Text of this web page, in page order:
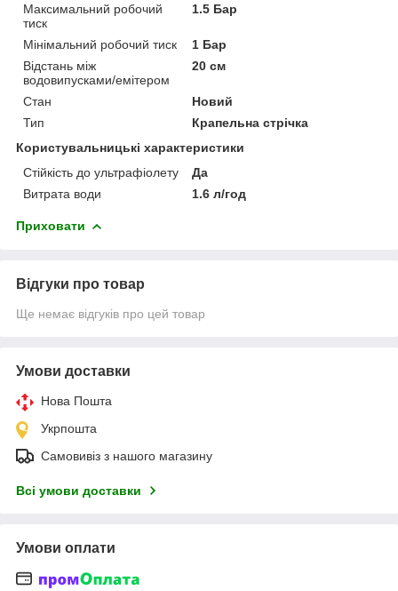
Максимальний робочий
тиск
1.5 Бар
Мінімальний робочий тиск
1 Бар
Відстань між
водовипусками/емітером
20 см
Стан
Новий
Тип
Крапельна стрічка
Користувальницькі характеристики
Стійкість до ультрафіолету
Да
Витрата води
1.6 л/год
Приховати
Відгуки про товар
Ще немає відгуків про цей товар
Умови доставки
Нова Пошта
Укрпошта
Самовивіз з нашого магазину
Всі умови доставки
Умови оплати